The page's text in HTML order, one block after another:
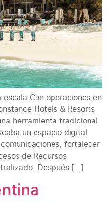
Con operaciones en
Hotels & Resorts
herramienta tradicional
un espacio digital
fortalecer
de Recursos
Después […]